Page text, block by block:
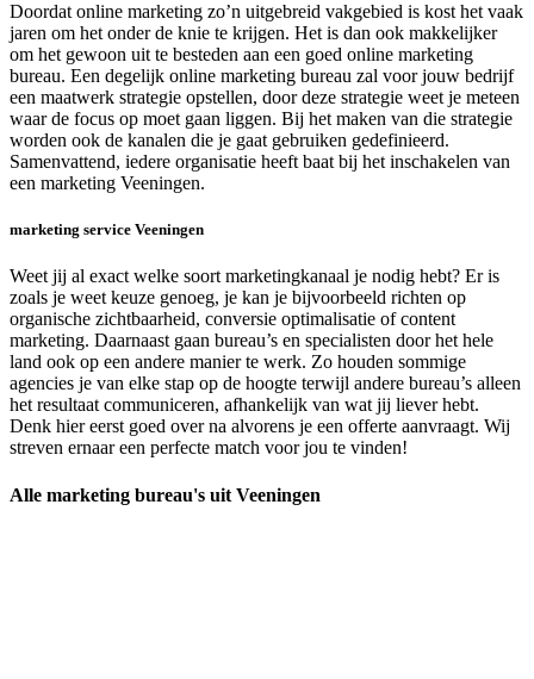
Doordat online marketing zo’n uitgebreid vakgebied is kost het vaak
jaren om het onder de knie te krijgen. Het is dan ook makkelijker
om het gewoon uit te besteden aan een goed online marketing
bureau. Een degelijk online marketing bureau zal voor jouw bedrijf
een maatwerk strategie opstellen, door deze strategie weet je meteen
waar de focus op moet gaan liggen. Bij het maken van die strategie
worden ook de kanalen die je gaat gebruiken gedefinieerd.
Samenvattend, iedere organisatie heeft baat bij het inschakelen van
een marketing Veeningen.
marketing service Veeningen
Weet jij al exact welke soort marketingkanaal je nodig hebt? Er is
zoals je weet keuze genoeg, je kan je bijvoorbeeld richten op
organische zichtbaarheid, conversie optimalisatie of content
marketing. Daarnaast gaan bureau’s en specialisten door het hele
land ook op een andere manier te werk. Zo houden sommige
agencies je van elke stap op de hoogte terwijl andere bureau’s alleen
het resultaat communiceren, afhankelijk van wat jij liever hebt.
Denk hier eerst goed over na alvorens je een offerte aanvraagt. Wij
streven ernaar een perfecte match voor jou te vinden!
Alle marketing bureau's uit Veeningen